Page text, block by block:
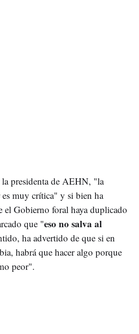
la presidenta de AEHN, "la
es muy crítica" y si bien ha
el Gobierno foral haya duplicado
que "eso no salva al
ha advertido de que si en
habrá que hacer algo porque
peor".